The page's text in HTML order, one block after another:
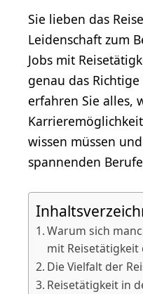
Sie lieben das
Leidenschaft zum
Jobs mit
genau das
erfahren Sie alles,
wissen müssen
spannenden
Warum sich
mit Reisetätigkeit
Die Vielfalt der
Reisetätigkeit in